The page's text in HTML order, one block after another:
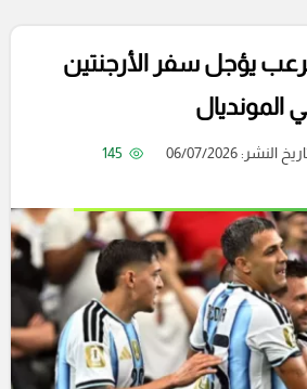
يؤجل سفر الأرجنتين
النشر: 06/07/2026
145